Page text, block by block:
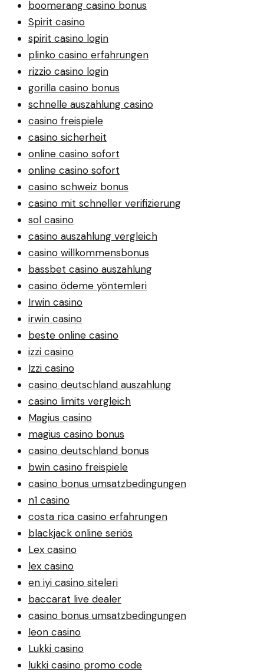
boomerang casino bonus
Spirit casino
spirit casino login
plinko casino erfahrungen
rizzio casino login
gorilla casino bonus
schnelle auszahlung casino
casino freispiele
casino sicherheit
online casino sofort
online casino sofort
casino schweiz bonus
casino mit schneller verifizierung
sol casino
casino auszahlung vergleich
casino willkommensbonus
bassbet casino auszahlung
casino ödeme yöntemleri
Irwin casino
irwin casino
beste online casino
izzi casino
Izzi casino
casino deutschland auszahlung
casino limits vergleich
Magius casino
magius casino bonus
casino deutschland bonus
bwin casino freispiele
casino bonus umsatzbedingungen
n1 casino
costa rica casino erfahrungen
blackjack online seriös
Lex casino
lex casino
en iyi casino siteleri
baccarat live dealer
casino bonus umsatzbedingungen
leon casino
Lukki casino
lukki casino promo code